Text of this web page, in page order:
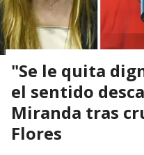
"Se le quita
el sentido
Miranda tras
Flores